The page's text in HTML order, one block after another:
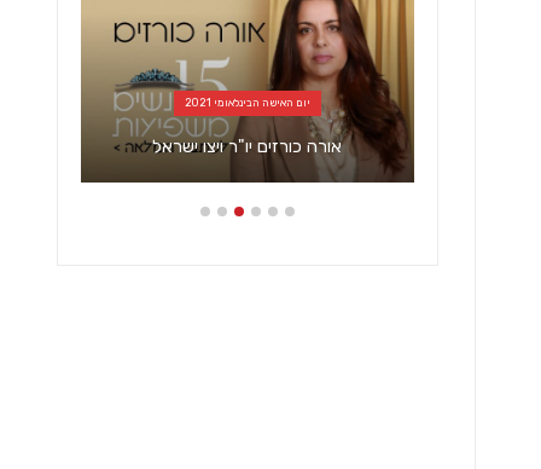
יום האישה הבינלאומי 2021
אורה כורזים יו"ר ויצו ישראל